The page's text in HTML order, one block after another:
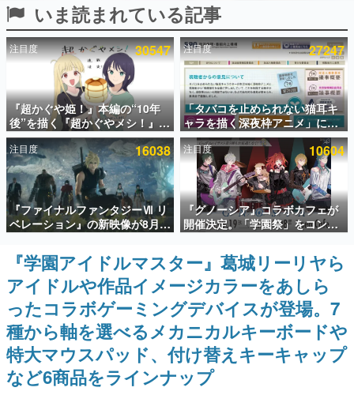
ピックアップ
電ファミのいま読まれている記事ランキング
アプリセール情報
インタビュー
連載・特集一覧
殿堂入り記事
SNS拡散数が数千以上！ ページビュー数万以上！ などな
ど。多くの人々に読まれた、電ファミ渾身の“殿堂入り”記
事をまとめました。
ゲームの企画書
名作ゲームクリエイターの方々に製作時のエピソードをお
聞きし、ヒットする企画（ゲーム）とは何か？を探ってい
きます。
赫本
この物語を解いてはいけない。『赫本』は、〈試験問題〉
の形をした短編ホラー小説集です。
新世代に訊く
いま読まれている記事
注目度 30547
『超かぐや姫！』本編の“10年
後”を描く『超かぐやメシ！』
Web連載決定。新たなWebマン
ガレーベル「ビビビコミック」
にて特別話が掲載スタート、あ
のお話には…まだ続きがある！
注目度 27247
「タバコを止められない猫耳キ
ャラを描く深夜枠アニメ」に視
聴者の一部から批判意見。違法
薬物の使用と思しき描写も含め
て、BPOが議論を交わす
注目度 16038
『ファイナルファンタジーⅦ リ
ベレーション』の新映像が8月
26日早朝に公開へ。『FF7』リ
メイクシリーズの完結編、
「gamescom」のオープニング
ナイトライブにてディレクター
の浜口直樹氏が登壇する予定
注目度 10604
『グノーシア』コラボカフェが
開催決定。「学園祭」をコンセ
プトに、模擬店やセツやSQ、ラ
キオたちが学祭バンドを楽しむ
様子を切り取った新グッズが展
開
『学園アイドルマスター』葛城リーリヤら
アイドルや作品イメージカラーをあしら
ったコラボゲーミングデバイスが登場。7
種から軸を選べるメカニカルキーボードや
特大マウスパッド、付け替えキーキャップ
など6商品をラインナップ